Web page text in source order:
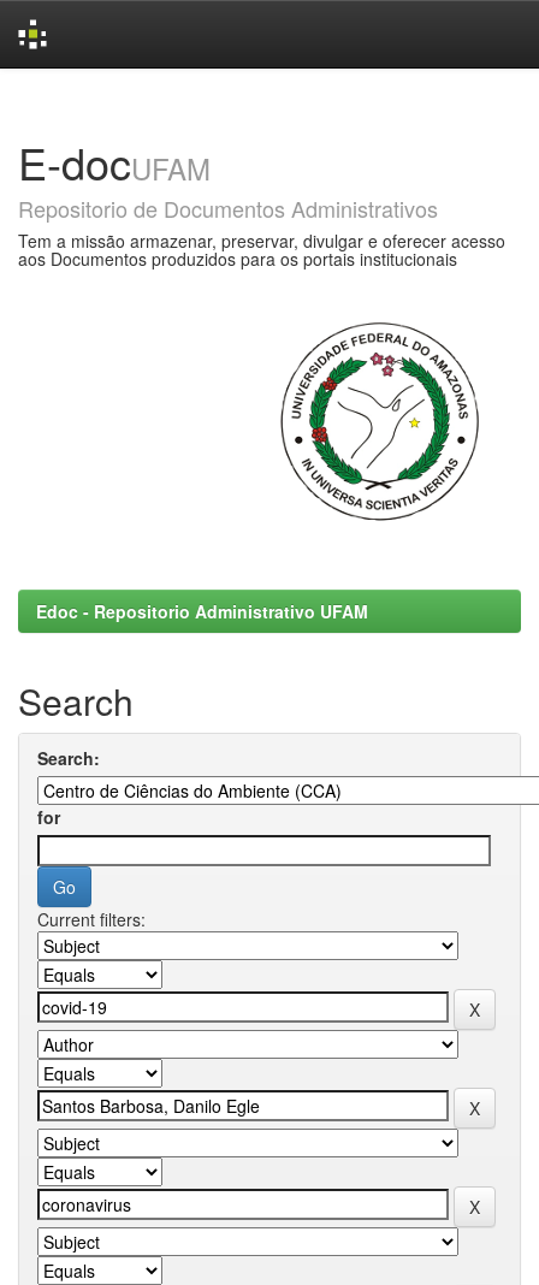
E-docUFAM
Repositorio de Documentos Administrativos
Tem a missão armazenar, preservar, divulgar e oferecer acesso
aos Documentos produzidos para os portais institucionais
Edoc - Repositorio Administrativo UFAM
Search
Search:
for
Current filters: